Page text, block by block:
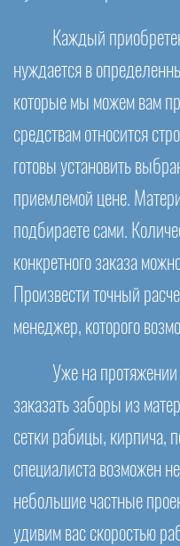
Каждый
нуждается в
которые мы можем вам
средствам относится
готовы установить
приемлемой цене.
подбираете сами.
конкретного заказа
Произвести точный
менеджер, которого
Уже на
заказать заборы из
сетки рабицы, кирпича,
специалиста возможен
небольшие частные
удивим вас скоростью